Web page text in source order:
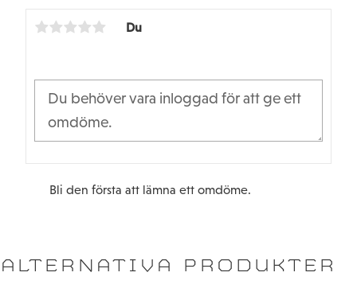
Du
Bli den första att lämna ett omdöme.
ALTERNATIVA PRODUKTER